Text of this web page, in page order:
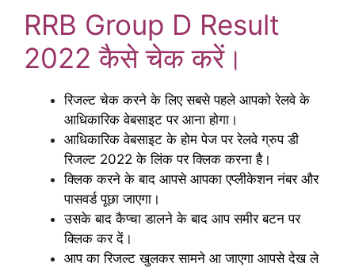
RRB Group D Result
2022 कैसे चेक करें।
रिजल्ट चेक करने के लिए सबसे पहले आपको रेलवे के
आधिकारिक वेबसाइट पर आना होगा।
आधिकारिक वेबसाइट के होम पेज पर रेलवे ग्रुप डी
रिजल्ट 2022 के लिंक पर क्लिक करना है।
क्लिक करने के बाद आपसे आपका एप्लीकेशन नंबर और
पासवर्ड पूछा जाएगा।
उसके बाद कैप्चा डालने के बाद आप समीर बटन पर
क्लिक कर दें।
आप का रिजल्ट खुलकर सामने आ जाएगा आपसे देख ले